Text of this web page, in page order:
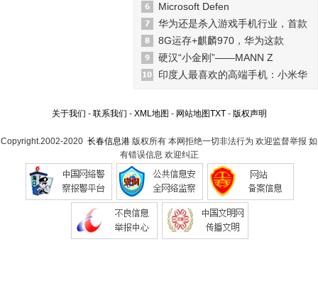
Microsoft Defen
华为还是杀入游戏手机行业，首款
8G运存+麒麟970，华为这款
硬汉“小金刚”——MANN Z
印度人最喜欢的高端手机：小米华
关于我们 - 联系我们 - XML地图 - 网站地图TXT- 版权声明
Copyright.2002-2020 长春信息港 版权所有 本网拒绝一切非法行为 欢迎监督举报 如
有错误信息 欢迎纠正